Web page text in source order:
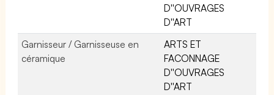
D''OUVRAGES
D''ART
Garnisseur / Garnisseuse en
céramique
ARTS ET
FACONNAGE
D''OUVRAGES
D''ART